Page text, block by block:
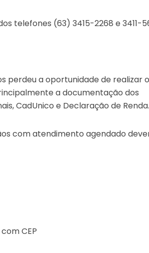
telefones (63) 3415-2268 e 3411-
perdeu a oportunidade de realizar
a documentação dos
CadUnico e Declaração de
com atendimento agendado
CEP